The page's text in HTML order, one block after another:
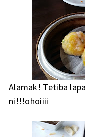
Alamak! Tetiba
ni!!!ohoiiii